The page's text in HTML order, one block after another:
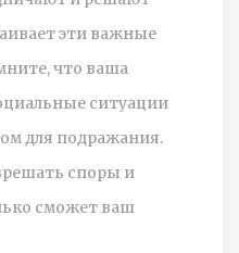
эти важные
что ваша
ситуации
для подражания.
споры и
сможет ваш